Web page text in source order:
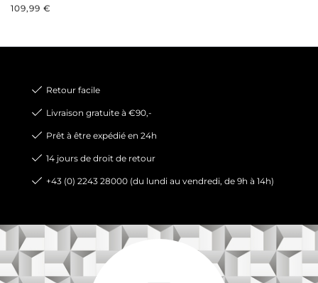
PRIX RÉGULIER :
109,99 €
Retour facile
Livraison gratuite à €90,-
Prêt à être expédié en 24h
14 jours de droit de retour
+43 (0) 2243 28000 (du lundi au vendredi, de 9h à 14h)